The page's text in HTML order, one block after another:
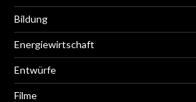
Bildung
Energiewirtschaft
Entwürfe
Filme